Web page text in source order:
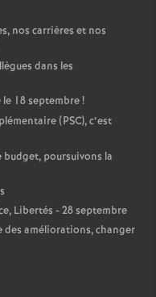
nos carrières et nos
dans les
18 septembre!
(PSC), c’est
budget, poursuivons la
Libertés - 28 septembre
des améliorations, changer